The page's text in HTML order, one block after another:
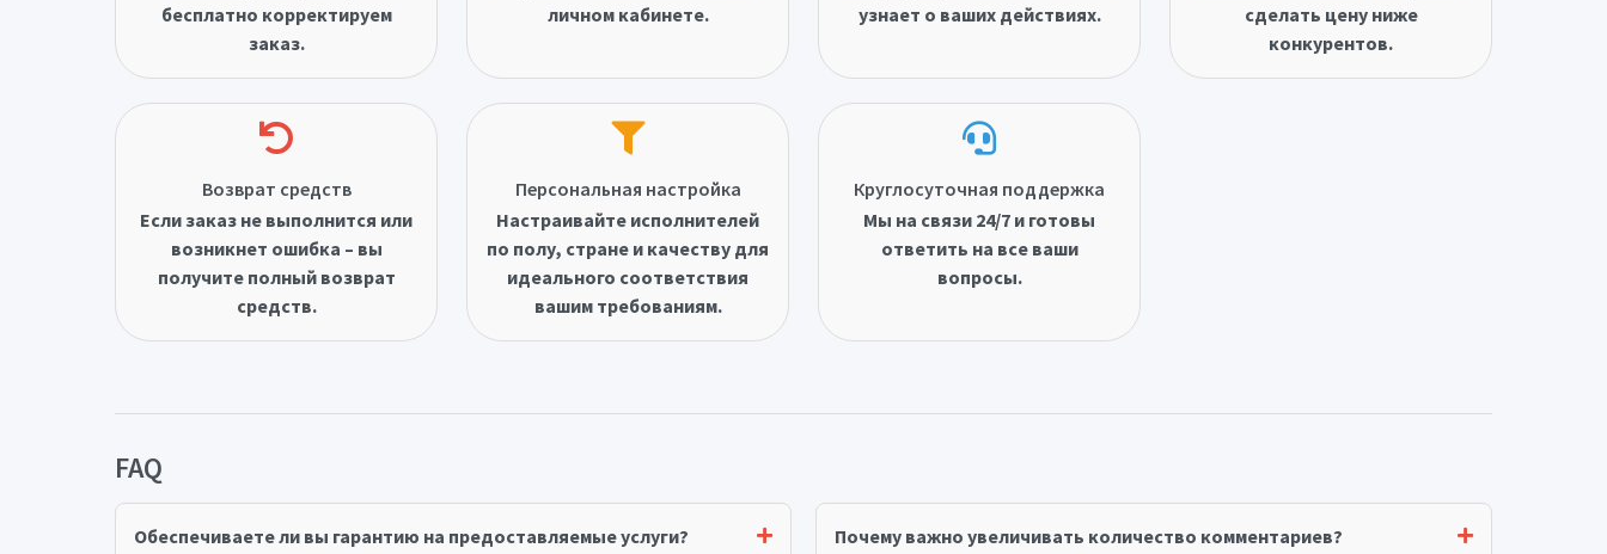
бесплатно корректируем
заказ.
личном кабинете.
узнает о ваших действиях.
сделать цену ниже
конкурентов.
Возврат средств
Если заказ не выполнится или
возникнет ошибка – вы
получите полный возврат
средств.
Персональная настройка
Настраивайте исполнителей
по полу, стране и качеству для
идеального соответствия
вашим требованиям.
Круглосуточная поддержка
Мы на связи 24/7 и готовы
ответить на все ваши
вопросы.
FAQ
Обеспечиваете ли вы гарантию на предоставляемые услуги? Почему важно увеличивать количество комментариев?